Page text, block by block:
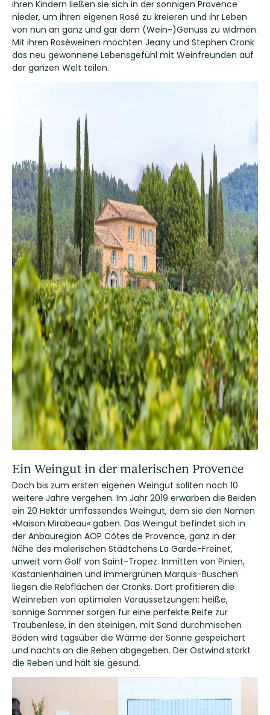
ihren Kindern ließen sie sich in der sonnigen Provence
nieder, um ihren eigenen Rosé zu kreieren und ihr Leben
von nun an ganz und gar dem (Wein-)Genuss zu widmen.
Mit ihren Roséweinen möchten Jeany und Stephen Cronk
das neu gewonnene Lebensgefühl mit Weinfreunden auf
der ganzen Welt teilen.
Ein Weingut in der malerischen Provence
Doch bis zum ersten eigenen Weingut sollten noch 10
weitere Jahre vergehen. Im Jahr 2019 erwarben die Beiden
ein 20 Hektar umfassendes Weingut, dem sie den Namen
»Maison Mirabeau« gaben. Das Weingut befindet sich in
der Anbauregion AOP Côtes de Provence, ganz in der
Nähe des malerischen Städtchens La Garde-Freinet,
unweit vom Golf von Saint-Tropez. Inmitten von Pinien,
Kastanienhainen und immergrünen Marquis-Büschen
liegen die Rebflächen der Cronks. Dort profitieren die
Weinreben von optimalen Voraussetzungen: heiße,
sonnige Sommer sorgen für eine perfekte Reife zur
Traubenlese, in den steinigen, mit Sand durchmischen
Böden wird tagsüber die Wärme der Sonne gespeichert
und nachts an die Reben abgegeben. Der Ostwind stärkt
die Reben und hält sie gesund.